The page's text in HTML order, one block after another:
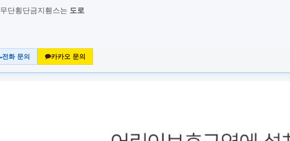
무단횡단금지휀스는 도로
전화 문의 카카오 문의